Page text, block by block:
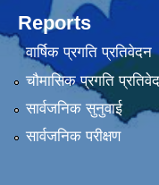
Reports
वार्षिक प्रगति प्रतिवेदन
चौमासिक प्रगति
सार्वजनिक सुनुवाई
सार्वजनिक परीक्षण